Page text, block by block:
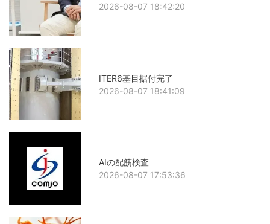
2026-08-07 18:42:20
ITER6基目据付完了
2026-08-07 18:41:09
AIの配筋検査
2026-08-07 17:53:36